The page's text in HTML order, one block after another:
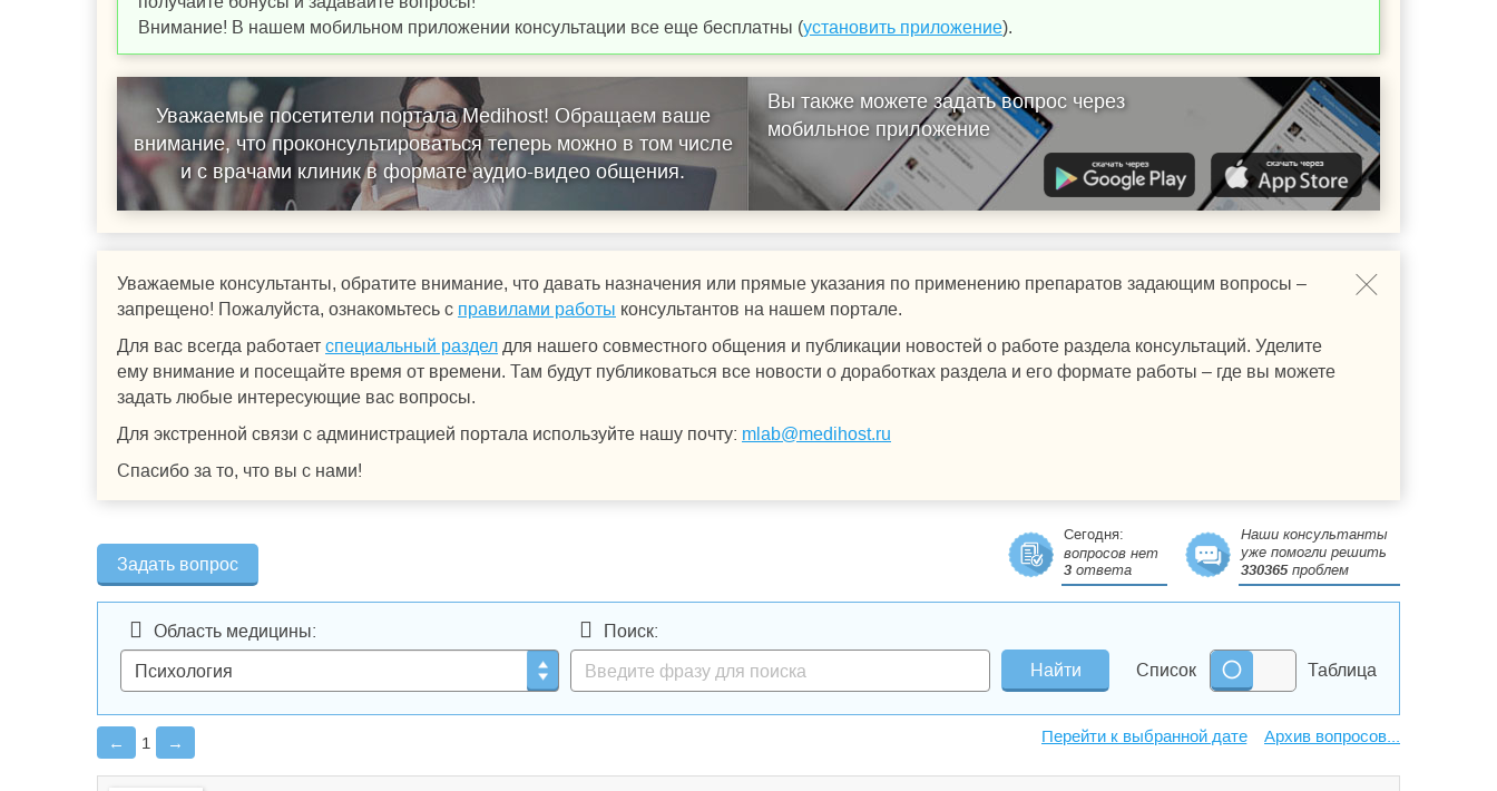
Внимание! В нашем мобильном приложении консультации все еще бесплатны (установить приложение).
Уважаемые посетители портала Medihost! Обращаем ваше
внимание, что проконсультироваться теперь можно в том числе
и с врачами клиник в формате аудио-видео общения.
Вы также можете задать вопрос через
мобильное приложение
Уважаемые консультанты, обратите внимание, что давать назначения или прямые указания по применению препаратов задающим вопросы –
запрещено! Пожалуйста, ознакомьтесь с правилами работы консультантов на нашем портале.
Для вас всегда работает специальный раздел для нашего совместного общения и публикации новостей о работе раздела консультаций. Уделите
ему внимание и посещайте время от времени. Там будут публиковаться все новости о доработках раздела и его формате работы – где вы можете
задать любые интересующие вас вопросы.
Для экстренной связи с администрацией портала используйте нашу почту: mlab@medihost.ru
Спасибо за то, что вы с нами!
Задать вопрос
Сегодня:
вопросов нет
3 ответа
Наши консультанты
уже помогли решить
330365проблем
Область медицины: Поиск:
Таблица
Список
← 1 → Архив вопросов...